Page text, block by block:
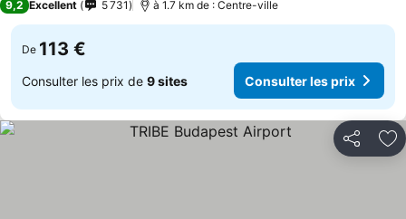
9,2 Excellent 5 731 à 1.7 km de : Centre-ville
De 113 €
Consulter les prix de 9 sites Consulter les prix
Partager